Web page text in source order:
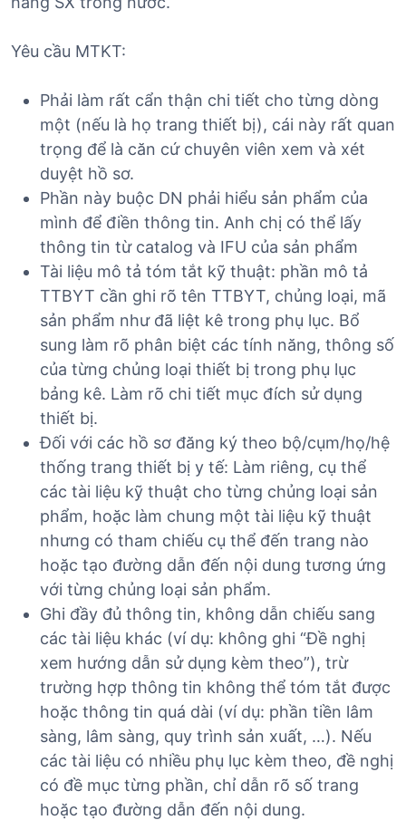
Yêu cầu MTKT:
Phải làm rất cẩn thận chi tiết cho từng dòng
một (nếu là họ trang thiết bị), cái này rất quan
trọng để là căn cứ chuyên viên xem và xét
duyệt hồ sơ.
Phần này buộc DN phải hiểu sản phẩm của
mình để điền thông tin. Anh chị có thể lấy
thông tin từ catalog và IFU của sản phẩm
Tài liệu mô tả tóm tắt kỹ thuật: phần mô tả
TTBYT cần ghi rõ tên TTBYT, chủng loại, mã
sản phẩm như đã liệt kê trong phụ lục. Bổ
sung làm rõ phân biệt các tính năng, thông số
của từng chủng loại thiết bị trong phụ lục
bảng kê. Làm rõ chi tiết mục đích sử dụng
thiết bị.
Đối với các hồ sơ đăng ký theo bộ/cụm/họ/hệ
thống trang thiết bị y tế: Làm riêng, cụ thể
các tài liệu kỹ thuật cho từng chủng loại sản
phẩm, hoặc làm chung một tài liệu kỹ thuật
nhưng có tham chiếu cụ thể đến trang nào
hoặc tạo đường dẫn đến nội dung tương ứng
với từng chủng loại sản phẩm.
Ghi đầy đủ thông tin, không dẫn chiếu sang
các tài liệu khác (ví dụ: không ghi “Đề nghị
xem hướng dẫn sử dụng kèm theo”), trừ
trường hợp thông tin không thể tóm tắt được
hoặc thông tin quá dài (ví dụ: phần tiền lâm
sàng, lâm sàng, quy trình sản xuất, …). Nếu
các tài liệu có nhiều phụ lục kèm theo, đề nghị
có đề mục từng phần, chỉ dẫn rõ số trang
hoặc tạo đường dẫn đến nội dung.